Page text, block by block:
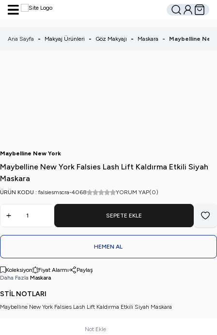
Hesabım
Sepetim
Ana Sayfa - Makyaj Ürünleri - Göz Makyajı - Maskara - Maybelline New
Maybelline New York
Maybelline New York Falsies Lash Lift Kaldırma Etkili Siyah
Maskara
ÜRÜN KODU : falsiesmscra-4068 YORUM YAP(0)
SEPETE EKLE
HEMEN AL
Koleksiyon Fiyat Alarmı
Paylaş
Daha Fazla Maskara
STİL NOTLARI
Maybelline New York Falsies Lash Lift Kaldırma Etkili Siyah Maskara
Not Ekle